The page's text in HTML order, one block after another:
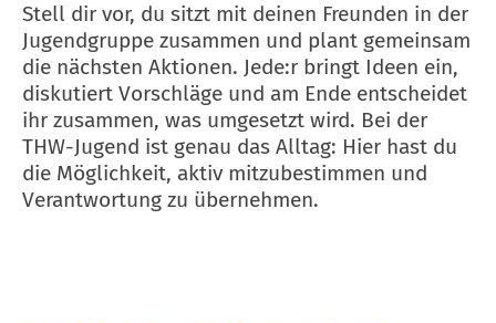
Stell dir vor, du sitzt mit deinen Freunden in der
Jugendgruppe zusammen und plant gemeinsam
die nächsten Aktionen. Jede:r bringt Ideen ein,
diskutiert Vorschläge und am Ende entscheidet
ihr zusammen, was umgesetzt wird. Bei der
THW-Jugend ist genau das Alltag: Hier hast du
die Möglichkeit, aktiv mitzubestimmen und
Verantwortung zu übernehmen.